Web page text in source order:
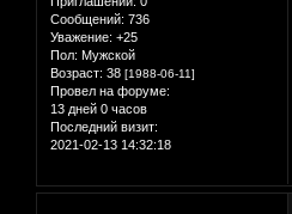
Сообщений: 736
Уважение: +25
Пол: Мужской
Возраст: 38 [1988-06-11]
Провел на форуме:
13 дней 0 часов
Последний визит:
2021-02-13 14:32:18